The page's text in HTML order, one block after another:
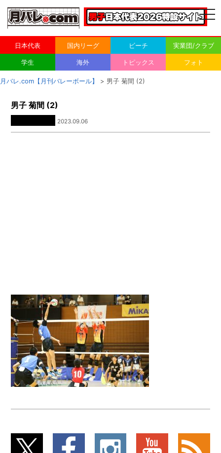
日本代表 国内リーグ ビーチ 実業団/クラブ
学生 海外 トピックス フォト
月バレ.com【月刊バレーボール】 > 男子 菊間 (2)
男子 菊間 (2)
2023.09.06